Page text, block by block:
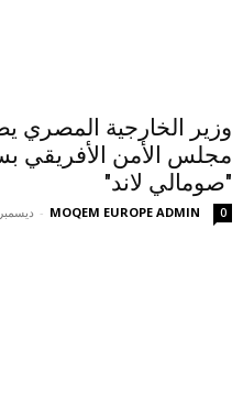
وزير الخارجية المصري
مجلس الأمن الأفريقي
"صومالي لاند"
MOQEM EUROPE ADMIN
- ديسمبر 29, 2025 0